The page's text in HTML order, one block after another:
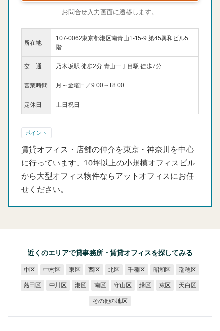
お問合せ入力画面に遷移します。
所在地
107-0062東京都港区南青山1-15-9 第45興和ビル5
階
交 通 乃木坂駅 徒歩2分 青山一丁目駅 徒歩7分
営業時間 月～金曜日／9:00～18:00
定休日 土日祝日
ポイント
賃貸オフィス・店舗の仲介を東京・神奈川を中心
に行っています。10坪以上の小規模オフィスビル
から大型オフィス物件ならアットオフィスにお任
せください。
近くのエリアで貸事務所・賃貸オフィスを探してみる
中区 中村区 東区 西区 北区 千種区 昭和区 瑞穂区
熱田区 中川区 港区 南区 守山区 緑区 東区 天白区
その他の地区